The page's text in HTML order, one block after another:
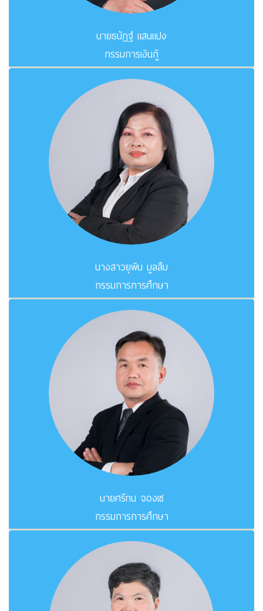
นายธนัฏฐ์ แสนแปง
กรรมการเงินกู้
นางสาวยุพิน มูลสืบ
กรรมการการศึกษา
นายศรีทน จองเซ
กรรมการการศึกษา